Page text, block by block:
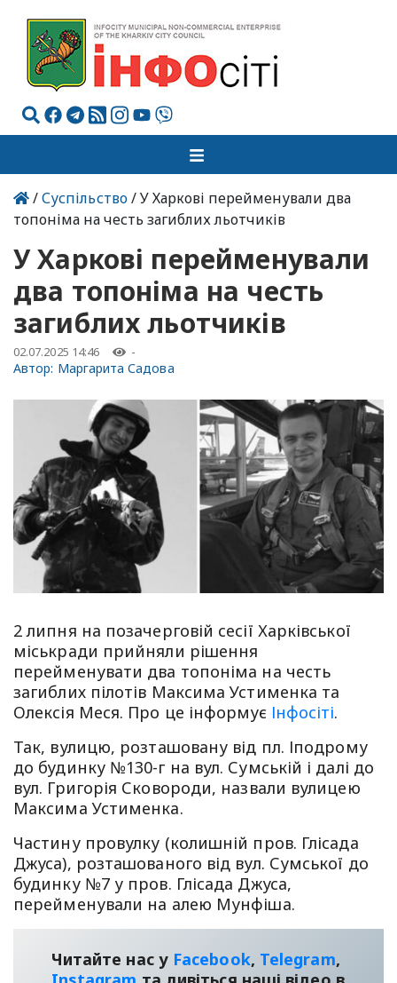
/Суспільство/ У Харкові перейменували два
топоніма на честь загиблих льотчиків
У Харкові перейменували
два топоніма на честь
загиблих льотчиків
02.07.2025 14:46 -
Автор: Маргарита Садова
2 липня на позачерговій сесії Харківської
міськради прийняли рішення
перейменувати два топоніма на честь
загиблих пілотів Максима Устименка та
Олексія Меся. Про це інформує Інфосіті.
Так, вулицю, розташовану від пл. Іподрому
до будинку №130-г на вул. Сумській і далі до
вул. Григорія Сковороди, назвали вулицею
Максима Устименка.
Частину провулку (колишній пров. Глісада
Джуса), розташованого від вул. Сумської до
будинку №7 у пров. Глісада Джуса,
перейменували на алею Мунфіша.
Читайте нас у Facebook, Telegram,